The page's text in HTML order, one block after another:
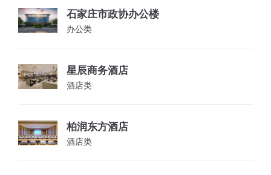
石家庄市政协办公楼
办公类
星辰商务酒店
酒店类
柏润东方酒店
酒店类